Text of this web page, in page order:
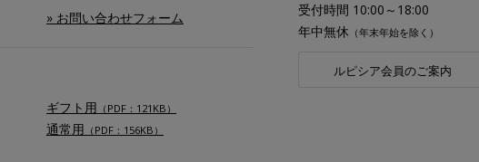
» お問い合わせフォーム
ギフト用 （PDF：121KB）
通常用 （PDF：156KB）
受付時間 10:00～18:00
年中無休 （年末年始を除く）
ルピシア会員のご案内